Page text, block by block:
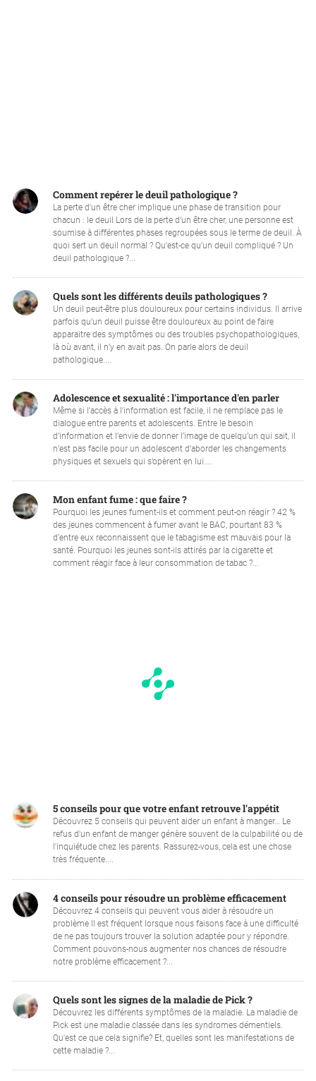
Comment repérer le deuil pathologique ?
La perte d'un être cher implique une phase de transition pour
chacun : le deuil Lors de la perte d’un être cher, une personne est
soumise à différentes phases regroupées sous le terme de deuil. À
quoi sert un deuil normal ? Qu'est-ce qu’un deuil compliqué ? Un
deuil pathologique ?...
Quels sont les différents deuils pathologiques ?
Un deuil peut-être plus douloureux pour certains individus. Il arrive
parfois qu’un deuil puisse être douloureux au point de faire
apparaitre des symptômes ou des troubles psychopathologiques,
là où avant, il n’y en avait pas. On parle alors de deuil
pathologique....
Adolescence et sexualité : l'importance d'en parler
Même si l'accès à l'information est facile, il ne remplace pas le
dialogue entre parents et adolescents. Entre le besoin
d’information et l’envie de donner l’image de quelqu’un qui sait, il
n’est pas facile pour un adolescent d’aborder les changements
physiques et sexuels qui s’opèrent en lui....
Mon enfant fume : que faire ?
Pourquoi les jeunes fument-ils et comment peut-on réagir ? 42 %
des jeunes commencent à fumer avant le BAC, pourtant 83 %
d’entre eux reconnaissent que le tabagisme est mauvais pour la
santé. Pourquoi les jeunes sont-ils attirés par la cigarette et
comment réagir face à leur consommation de tabac ?...
5 conseils pour que votre enfant retrouve l'appétit
Découvrez 5 conseils qui peuvent aider un enfant à manger… Le
refus d'un enfant de manger génère souvent de la culpabilité ou de
l'inquiétude chez les parents. Rassurez-vous, cela est une chose
très fréquente....
4 conseils pour résoudre un problème efficacement
Découvrez 4 conseils qui peuvent vous aider à résoudre un
problème Il est fréquent lorsque nous faisons face à une difficulté
de ne pas toujours trouver la solution adaptée pour y répondre.
Comment pouvons-nous augmenter nos chances de résoudre
notre problème efficacement ?...
Quels sont les signes de la maladie de Pick ?
Découvrez les différents symptômes de la maladie. La maladie de
Pick est une maladie classée dans les syndromes démentiels.
Qu'est ce que cela signifie? Et, quelles sont les manifestations de
cette maladie ?...